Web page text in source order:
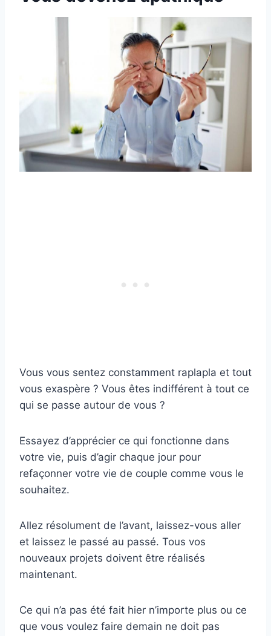
Vous vous sentez constamment raplapla et tout
vous exaspère ? Vous êtes indifférent à tout ce
qui se passe autour de vous ?
Essayez d’apprécier ce qui fonctionne dans
votre vie, puis d’agir chaque jour pour
refaçonner votre vie de couple comme vous le
souhaitez.
Allez résolument de l’avant, laissez-vous aller
et laissez le passé au passé. Tous vos
nouveaux projets doivent être réalisés
maintenant.
Ce qui n’a pas été fait hier n’importe plus ou ce
que vous voulez faire demain ne doit pas